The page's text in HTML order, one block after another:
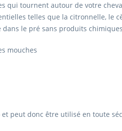
qui tournent autour de votre
telles que la citronnelle, le
le pré sans produits
mouches
peut donc être utilisé en toute